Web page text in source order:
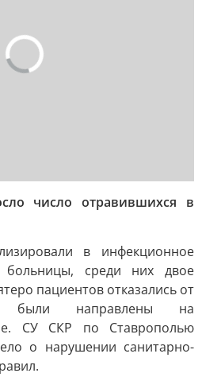
число отравившихся в
в инфекционное
больницы, среди них двое
пациентов отказались от
были направлены на
СУ СКР по Ставрополью
о нарушении санитарно-